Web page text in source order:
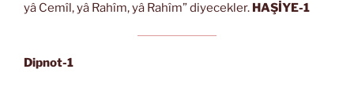
yâ Cemîl, yâ Rahîm, yâ Rahîm” diyecekler. HAŞİYE-1
Dipnot-1